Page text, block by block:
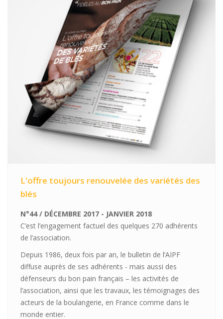
L'offre toujours renouvelée des variétés des
blés
N°44 / DÉCEMBRE 2017 - JANVIER 2018
C’est l’engagement factuel des quelques 270 adhérents
de l’association.
Depuis 1986, deux fois par an, le bulletin de l’AIPF
diffuse auprès de ses adhérents - mais aussi des
défenseurs du bon pain français – les activités de
l’association, ainsi que les travaux, les témoignages des
acteurs de la boulangerie, en France comme dans le
monde entier.